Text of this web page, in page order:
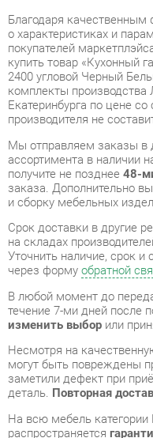
комплекты производства
Екатеринбурга по цене со
производителя не составит
Мы отправляем заказы в
ассортимента в наличии
получите не позднее48-ми
заказа. Дополнительно вы
и сборку мебельных
Срок доставки в другие
на складах
Уточнить наличие, срок и
через формуобратной
течение 7-ми дней после
изменить выборили
Несмотря на качественную
заметили дефект при
деталь.Повторная
распространяется
года с момента
Кухонный гарнитур
Черный Белый камень
-
производстваЛюбимый
современному